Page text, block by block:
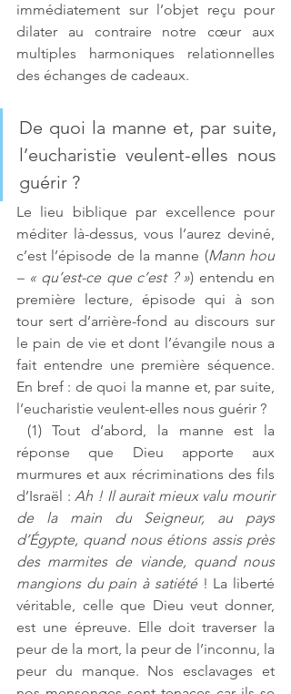
immédiatement sur l’objet reçu pour
dilater au contraire notre cœur aux
multiples harmoniques relationnelles
des échanges de cadeaux.
De quoi la manne et, par suite,
l’eucharistie veulent-elles nous
guérir ?
Le lieu biblique par excellence pour
méditer là-dessus, vous l’aurez deviné,
c’est l’épisode de la manne (Mann hou
– « qu’est-ce que c’est ? ») entendu en
première lecture, épisode qui à son
tour sert d’arrière-fond au discours sur
le pain de vie et dont l’évangile nous a
fait entendre une première séquence.
En bref : de quoi la manne et, par suite,
l’eucharistie veulent-elles nous guérir ?
réponse que Dieu apporte aux
murmures et aux récriminations des fils
d’Israël : Ah ! Il aurait mieux valu mourir
de la main du Seigneur, au pays
d’Égypte, quand nous étions assis près
des marmites de viande, quand nous
mangions du pain à satiété ! La liberté
véritable, celle que Dieu veut donner,
est une épreuve. Elle doit traverser la
peur de la mort, la peur de l’inconnu, la
peur du manque. Nos esclavages et